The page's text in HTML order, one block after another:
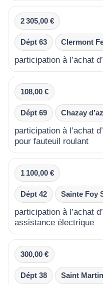
2 305,00 €
Dépt 63 Clermont
participation à l’achat
108,00 €
Dépt 69 Chazay
participation à l’achat
pour fauteuil roulant
1 100,00 €
Dépt 42 Sainte Foy
participation à l’achat
assistance électrique
300,00 €
Dépt 38 Saint